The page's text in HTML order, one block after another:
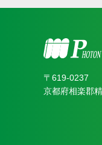
〒619‐0237
京都府相楽郡